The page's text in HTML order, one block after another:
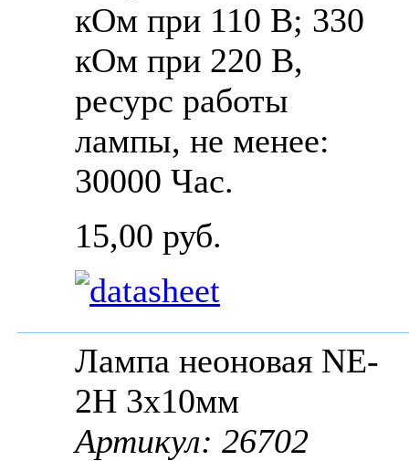
кОм при 110 В; 330
кОм при 220 В,
ресурс работы
лампы, не менее:
30000 Час.
15,00 руб.
Лампа неоновая NE-
2H 3x10мм
Артикул: 26702